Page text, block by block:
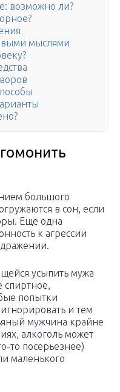
возможно ли?
мыслями
большого
в сон, если
Еще одна
к агрессии
усыпить мужа
спиртное,
попытки
и тем
мужчина крайне
алкоголь может
то посерьезнее)
маленького